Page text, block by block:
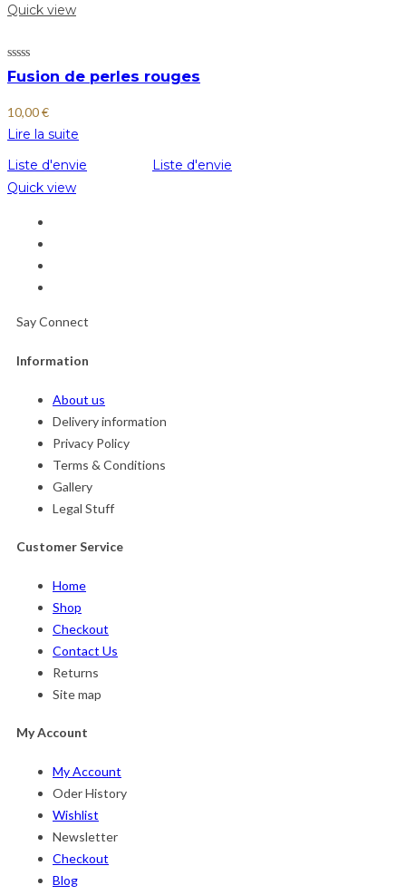
Quick view
Fusion de perles rouges
10,00€
Lire la suite
Liste d'envie
Liste d'envie
Quick view
Say Connect
Information
About us
Delivery information
Privacy Policy
Terms & Conditions
Gallery
Legal Stuff
Customer Service
Home
Shop
Checkout
Contact Us
Returns
Site map
My Account
My Account
Oder History
Wishlist
Newsletter
Checkout
Blog